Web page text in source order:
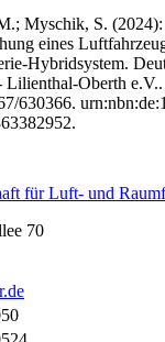
Myschik, S. (2024):
eines
Hybridsystem.
Oberth
630366.
70